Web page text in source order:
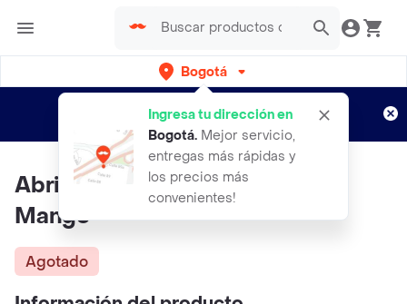
Bogotá
Ingresa tu dirección en
Bogotá. Mejor servicio,
entregas más rápidas y
los precios más
convenientes!
envíos gratis por semanas
Aplican TyC
Abrigo Bole Rosa Talla 08 Niña
Mango
Agotado